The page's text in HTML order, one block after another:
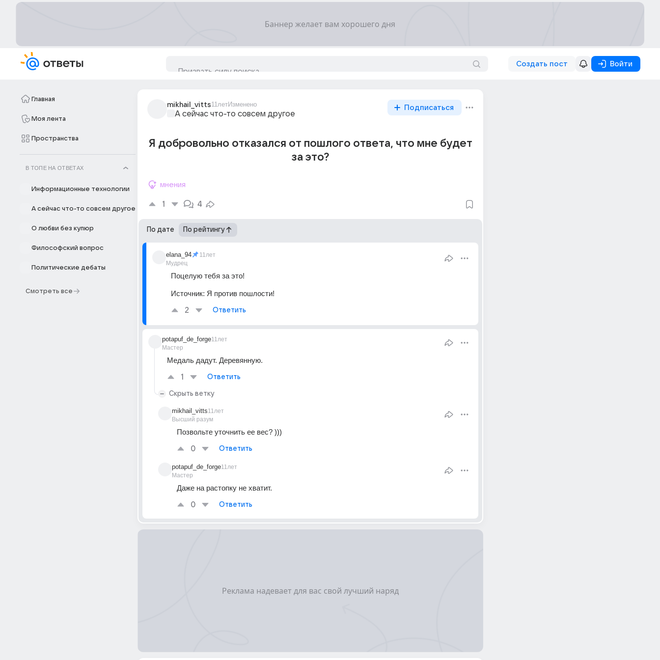
Создать пост Войти
Главная
Моя лента
Пространства
В ТОПЕ НА ОТВЕТАХ
Информационные технологии
А сейчас что-то совсем другое
О любви без купюр
Философский вопрос
Политические дебаты
Смотреть все
mikhail_vitts11летИзменено
А сейчас что-то совсем другое
Подписаться
Я добровольно отказался от пошлого ответа, что мне будет
за это?
мнения
1 4
По дате По рейтингу
elana_94
Мудрец
11лет
Поцелую тебя за это!
Источник: Я против пошлости!
2 Ответить
potapuf_de_forge
Мастер
11лет
Медаль дадут. Деревянную.
1 Ответить
Скрыть ветку
mikhail_vitts
Высший разум
11лет
Позвольте уточнить ее вес? )))
0 Ответить
potapuf_de_forge
Мастер
11лет
Даже на растопку не хватит.
0 Ответить